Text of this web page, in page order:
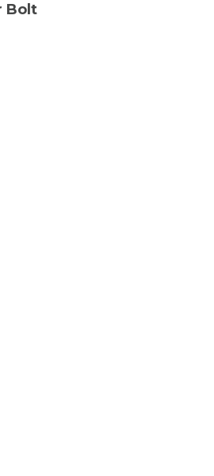
Bolt